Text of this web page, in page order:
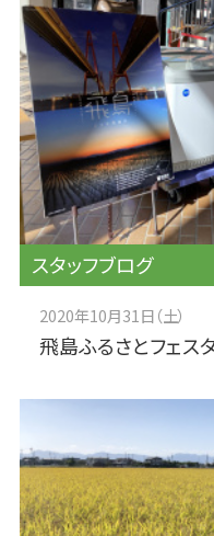
2020年10月31日（土）
飛島ふるさとフェス
スタッフブログ